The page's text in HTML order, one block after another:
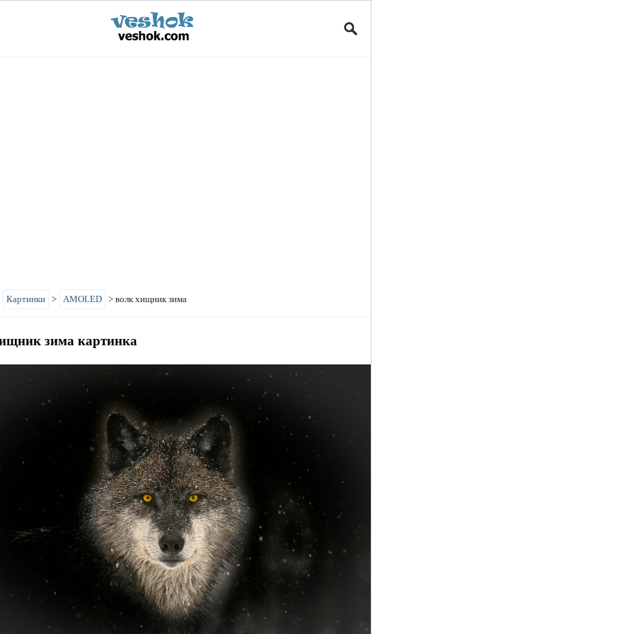
Картинки > AMOLED > волк хищник зима
зима картинка